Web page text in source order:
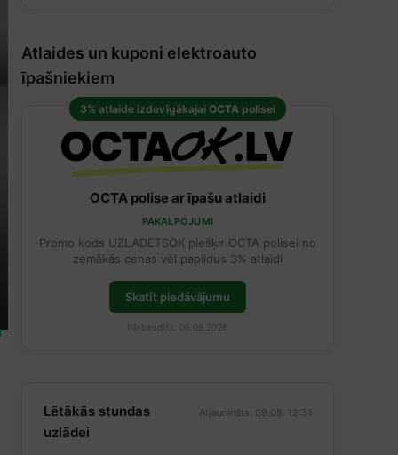
Atlaides un kuponi elektroauto
īpašniekiem
3% atlaide izdevīgākajai OCTA polisei
OCTA polise ar īpašu atlaidi
PAKALPOJUMI
Promo kods UZLADETSOK piešķir OCTA polisei no
zemākās cenas vēl papildus 3% atlaidi
Skatīt piedāvājumu
Pārbaudīts: 06.08.2026
Lētākās stundas
uzlādei
Atjaunināts: 09.08. 12:31